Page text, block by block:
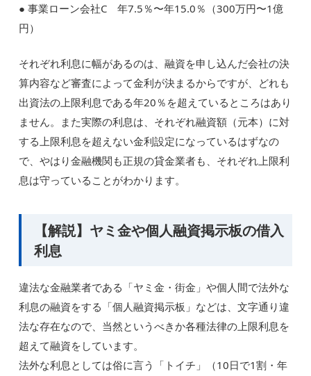
● 事業ローン会社C 年7.5％〜年15.0％（300万円〜1億
円）
それぞれ利息に幅があるのは、融資を申し込んだ会社の決
算内容など審査によって金利が決まるからですが、どれも
出資法の上限利息である年20％を超えているところはあり
ません。また実際の利息は、それぞれ融資額（元本）に対
する上限利息を超えない金利設定になっているはずなの
で、やはり金融機関も正規の貸金業者も、それぞれ上限利
息は守っていることがわかります。
【解説】ヤミ金や個人融資掲示板の借入
利息
違法な金融業者である「ヤミ金・街金」や個人間で法外な
利息の融資をする「個人融資掲示板」などは、文字通り違
法な存在なので、当然というべきか各種法律の上限利息を
超えて融資をしています。
法外な利息としては俗に言う「トイチ」（10日で1割・年